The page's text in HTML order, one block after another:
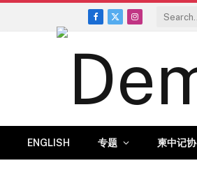
Facebook
X
Instagram
ENGLISH 专题 柬中记协